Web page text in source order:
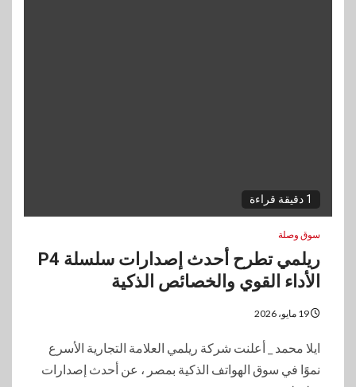
1 دقيقة قراءة
سوق وصلة
ريلمي تطرح أحدث إصدارات سلسلة P4
الأداء القوي والخصائص الذكية
ايلا محمد _ أعلنت شركة ريلمي العلامة التجارية الأسرع
نموًا في سوق الهواتف الذكية بمصر ، عن أحدث إصدارات